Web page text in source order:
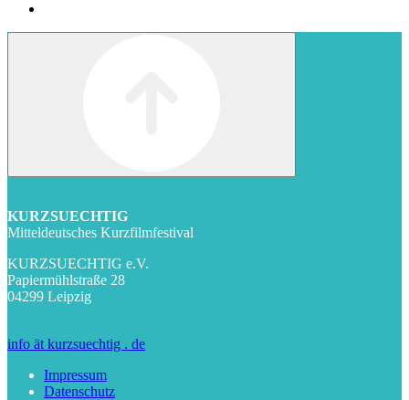
KURZSUECHTIG
Mitteldeutsches Kurzfilmfestival
KURZSUECHTIG e.V.
Papiermühlstraße 28
04299 Leipzig
info ät kurzsuechtig . de
Impressum
Datenschutz